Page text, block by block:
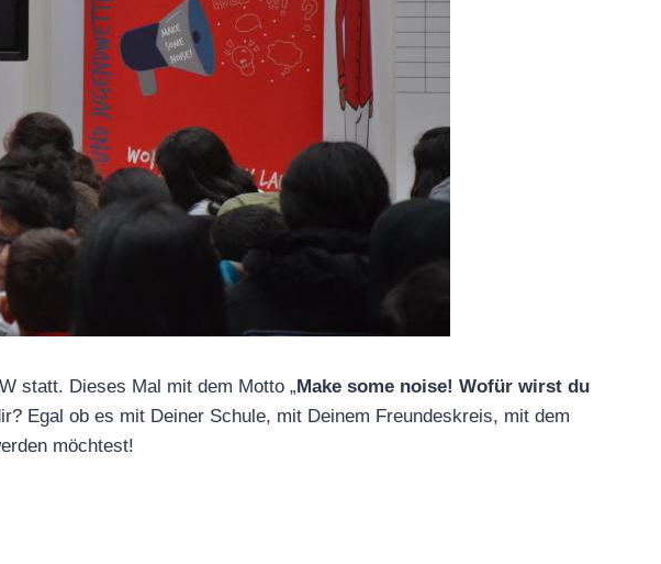
statt. Dieses Mal mit dem Motto „ Make some noise! Wofür wirst du
Egal ob es mit Deiner Schule, mit Deinem Freundeskreis, mit dem
möchtest!